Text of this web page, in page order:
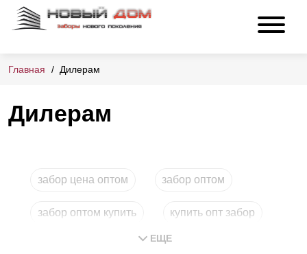
Главная Дилерам
Дилерам
забор цена оптом забор оптом
забор оптом купить купить опт забор
ЕЩЕ